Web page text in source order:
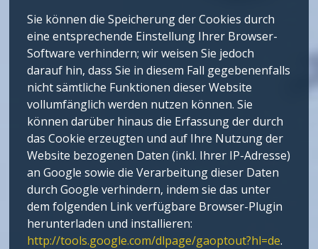
Sie können die Speicherung der Cookies durch
eine entsprechende Einstellung Ihrer Browser-
Software verhindern; wir weisen Sie jedoch
darauf hin, dass Sie in diesem Fall gegebenenfalls
nicht sämtliche Funktionen dieser Website
vollumfänglich werden nutzen können. Sie
können darüber hinaus die Erfassung der durch
das Cookie erzeugten und auf Ihre Nutzung der
Website bezogenen Daten (inkl. Ihrer IP-Adresse)
an Google sowie die Verarbeitung dieser Daten
durch Google verhindern, indem sie das unter
dem folgenden Link verfügbare Browser-Plugin
herunterladen und installieren:
http://tools.google.com/dlpage/gaoptout?hl=de.